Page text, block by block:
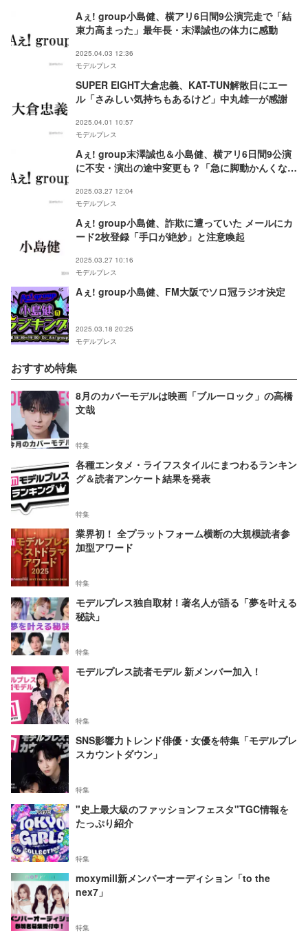
Aぇ! group小島健、横アリ6日間9公演完走で「結
束力高まった」最年長・末澤誠也の体力に感動
2025.04.03 12:36
モデルプレス
SUPER EIGHT大倉忠義、KAT-TUN解散日にエー
ル「さみしい気持ちもあるけど」中丸雄一が感謝
2025.04.01 10:57
モデルプレス
Aぇ! group末澤誠也＆小島健、横アリ6日間9公演
に不安・演出の途中変更も？「急に脚動かんくなっ
2025.03.27 12:04
モデルプレス
Aぇ! group小島健、詐欺に遭っていた メールにカ
ード2枚登録「手口が絶妙」と注意喚起
2025.03.27 10:16
モデルプレス
Aぇ! group小島健、FM大阪でソロ冠ラジオ決定
2025.03.18 20:25
モデルプレス
おすすめ特集
8月のカバーモデルは映画「ブルーロック」の高橋
文哉
特集
各種エンタメ・ライフスタイルにまつわるランキン
グ＆読者アンケート結果を発表
特集
業界初！ 全プラットフォーム横断の大規模読者参
加型アワード
特集
モデルプレス独自取材！著名人が語る「夢を叶える
秘訣」
特集
モデルプレス読者モデル 新メンバー加入！
特集
SNS影響力トレンド俳優・女優を特集「モデルプレ
スカウントダウン」
特集
"史上最大級のファッションフェスタ"TGC情報を
たっぷり紹介
特集
moxymill新メンバーオーディション「to the
nex7」
特集